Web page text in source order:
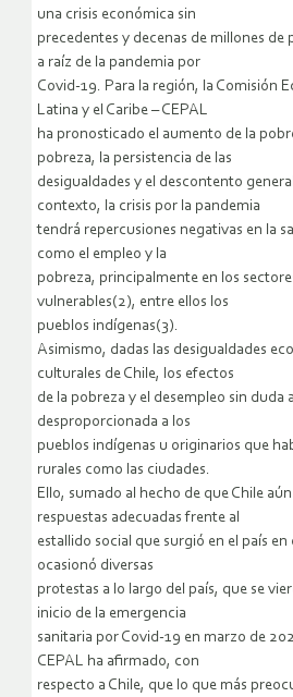
una crisis económica sin
precedentes y decenas de millones de
a raíz de la pandemia por
Covid-19. Para la región, la Comisión
Latina y el Caribe – CEPAL
ha pronosticado el aumento de la
pobreza, la persistencia de las
desigualdades y el descontento
contexto, la crisis por la pandemia
tendrá repercusiones negativas en la
como el empleo y la
pobreza, principalmente en los
vulnerables(2), entre ellos los
pueblos indígenas(3).
Asimismo, dadas las desigualdades
culturales de Chile, los efectos
de la pobreza y el desempleo sin duda
desproporcionada a los
pueblos indígenas u originarios que
rurales como las ciudades.
Ello, sumado al hecho de que Chile
respuestas adecuadas frente al
estallido social que surgió en el país
ocasionó diversas
protestas a lo largo del país, que se
inicio de la emergencia
sanitaria por Covid-19 en marzo de
CEPAL ha afirmado, con
respecto a Chile, que lo que más